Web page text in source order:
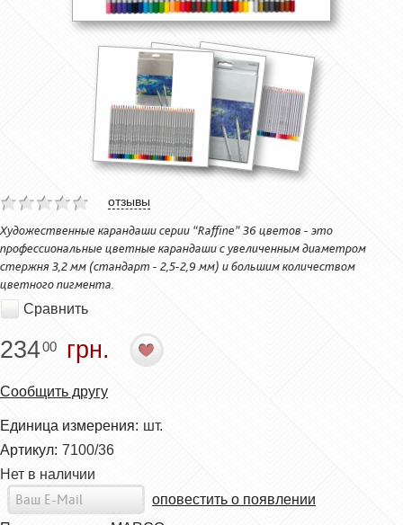
отзывы
Художественные карандаши серии “Raffine” 36 цветов - это
профессиональные цветные карандаши с увеличенным диаметром
стержня 3,2 мм (стандарт - 2,5-2,9 мм) и большим количеством
цветного пигмента.
Сравнить
23400 грн.
Сообщить другу
Единица измерения: шт.
Артикул: 7100/36
Нет в наличии
оповестить о появлении